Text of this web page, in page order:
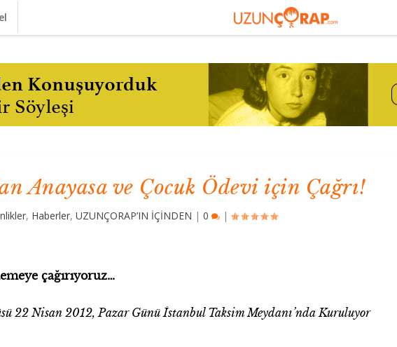
Anayasa ve Çocuk Ödevi için Çağrı!
, Haberler,UZUNÇORAP’IN İÇİNDEN |0 |
çağırıyoruz…
22 Nisan 2012, Pazar Günü İstanbul Taksim Meydanı’nda Kuruluyor